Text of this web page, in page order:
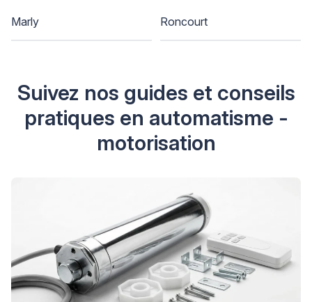
Marly Roncourt
Suivez nos guides et conseils
pratiques en automatisme -
motorisation